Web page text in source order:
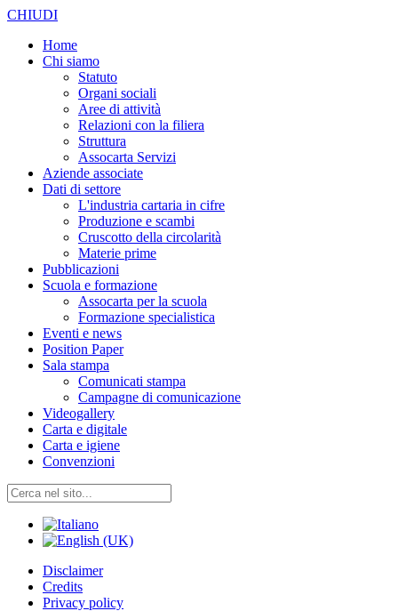
CHIUDI
Home
Chi siamo
Statuto
Organi sociali
Aree di attività
Relazioni con la filiera
Struttura
Assocarta Servizi
Aziende associate
Dati di settore
L'industria cartaria in cifre
Produzione e scambi
Cruscotto della circolarità
Materie prime
Pubblicazioni
Scuola e formazione
Assocarta per la scuola
Formazione specialistica
Eventi e news
Position Paper
Sala stampa
Comunicati stampa
Campagne di comunicazione
Videogallery
Carta e digitale
Carta e igiene
Convenzioni
Disclaimer
Credits
Privacy policy